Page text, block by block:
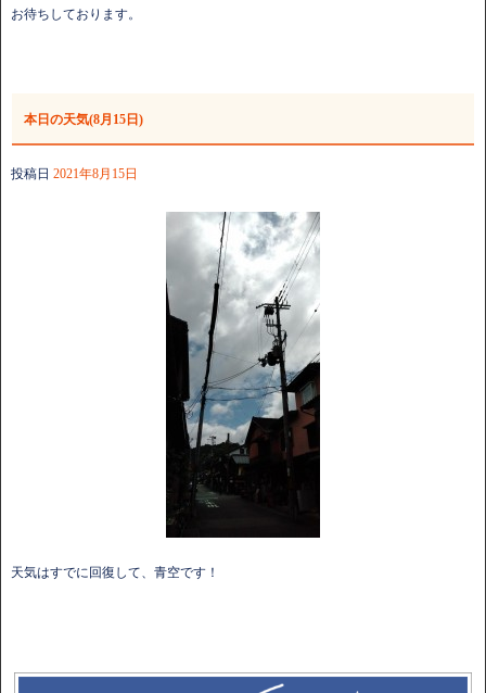
お待ちしております。
本日の天気(8月15日)
投稿日 2021年8月15日
天気はすでに回復して、青空です！